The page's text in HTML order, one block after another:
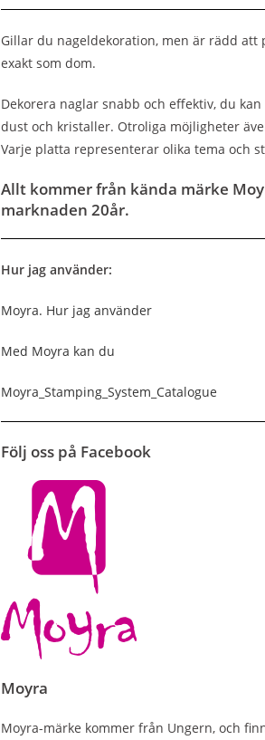
Gillar du nageldekoration, men är rädd
exakt som dom.
Dekorera naglar snabb och effektiv, du
dust och kristaller. Otroliga möjligheter
Varje platta representerar olika tema och
Allt kommer från kända märke
marknaden 20år.
Hur jag använder:
Moyra. Hur jag använder
Med Moyra kan du
Moyra_Stamping_System_Catalogue
Följ oss på Facebook
Moyra
Moyra-märke kommer från Ungern, och